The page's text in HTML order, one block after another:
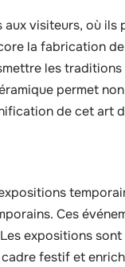
visiteurs, où ils
la fabrication
les
permet
de cet art
Ces
expositions
festif et